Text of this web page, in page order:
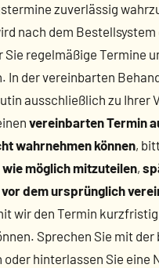
zuverlässig
nach dem
Sie regelmäßige Termine
In der vereinbarten
ausschließlich zu Ihrer
vereinbarten Termin
wahrnehmen können,
möglich mitzuteilen,
dem ursprünglich
wir den Termin
Sprechen Sie mit der
oder hinterlassen Sie eine